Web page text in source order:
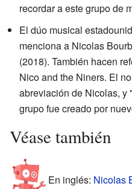
recordar a este grupo de
El dúo musical
menciona a Nicolas
(2018). También hacen
Nico and the Niners. El
abreviación de Nicolas, y
grupo fue creado por
Véase también
En inglés: Nicolas